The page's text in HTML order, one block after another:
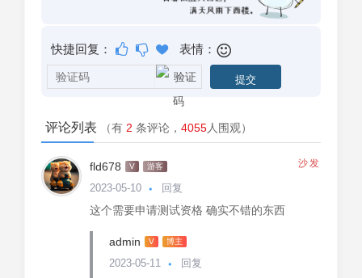
快捷回复： 表情：
评论列表 （有 2 条评论， 4055人围观）
fld678 V 游客 沙发
2023-05-10 回复
这个需要申请测试资格 确实不错的东西
admin V 博主
2023-05-11 回复